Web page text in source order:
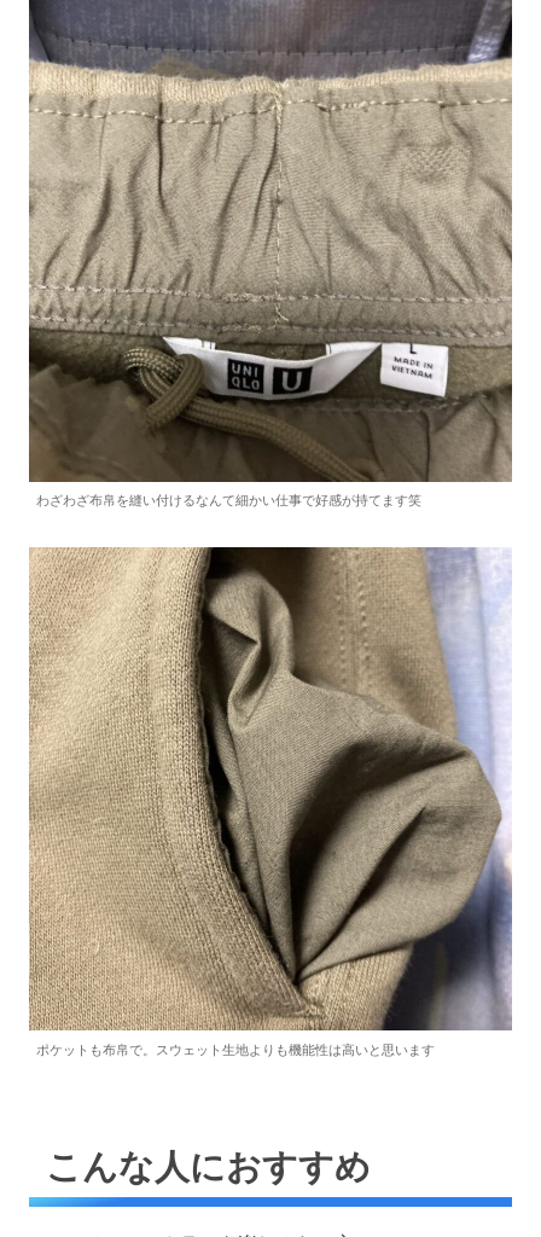
わざわざ布帛を縫い付けるなんて細かい仕事で好感が持てます笑
ポケットも布帛で。スウェット生地よりも機能性は高いと思います
こんな人におすすめ